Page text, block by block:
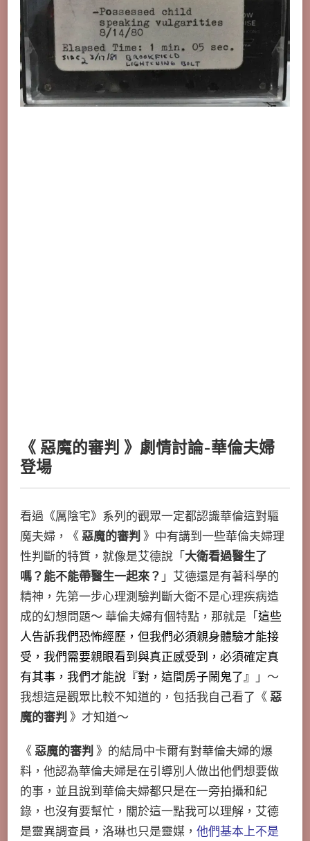
《 惡魔的審判 》劇情討論-華倫夫婦
登場
看過《厲陰宅》系列的觀眾一定都認識華倫這對驅
魔夫婦，《惡魔的審判 》中有講到一些華倫夫婦理
性判斷的特質，就像是艾德說「大衛看過醫生了
嗎？能不能帶醫生一起來？ 」艾德還是有著科學的
精神，先第一步心理測驗判斷大衛不是心理疾病造
成的幻想問題～ 華倫夫婦有個特點，那就是「這些
人告訴我們恐怖經歷，但我們必須親身體驗才能接
受，我們需要親眼看到與真正感受到，必須確定真
有其事，我們才能說『對，這間房子鬧鬼了』
」～
我想這是觀眾比較不知道的，包括我自己看了《惡
魔的審判 》才知道～
《惡魔的審判 》的結局中卡爾有對華倫夫婦的爆
料，他認為華倫夫婦是在引導別人做出他們想要做
的事，並且說到華倫夫婦都只是在一旁拍攝和紀
錄，也沒有要幫忙，關於這一點我可以理解，艾德
是靈異調查員，洛琳也只是靈媒， 他們基本上不是